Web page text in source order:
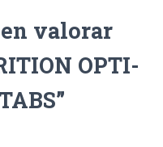
valorar
OPTI-